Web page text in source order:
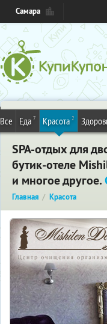
Самара
Все Еда 7 Красота 2
SPA-отдых для
бутик-отеле
и многое другое.
Главная Красота